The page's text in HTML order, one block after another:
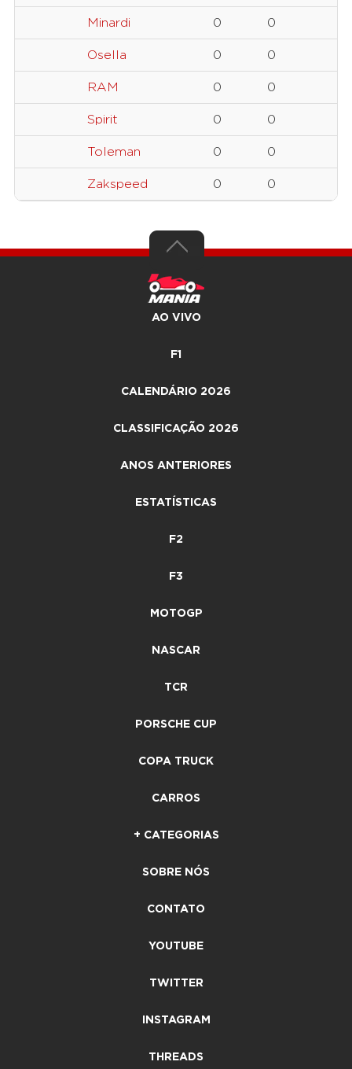
Minardi 0 0
Osella 0 0
RAM 0 0
Spirit 0 0
Toleman 0 0
Zakspeed 0 0
AO VIVO
F1
CALENDÁRIO 2026
CLASSIFICAÇÃO 2026
ANOS ANTERIORES
ESTATÍSTICAS
F2
F3
MOTOGP
NASCAR
TCR
PORSCHE CUP
COPA TRUCK
CARROS
+ CATEGORIAS
SOBRE NÓS
CONTATO
YOUTUBE
TWITTER
INSTAGRAM
THREADS